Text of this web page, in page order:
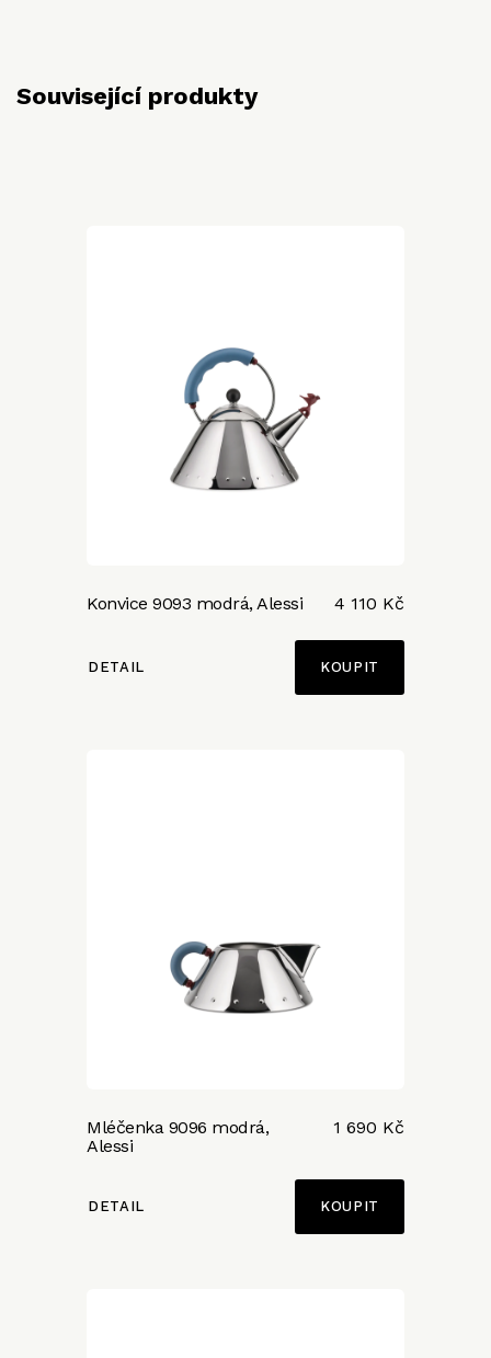
Související produkty
Konvice 9093 modrá, Alessi 4 110 Kč
DETAIL
Mléčenka 9096 modrá,
Alessi
1 690 Kč
DETAIL